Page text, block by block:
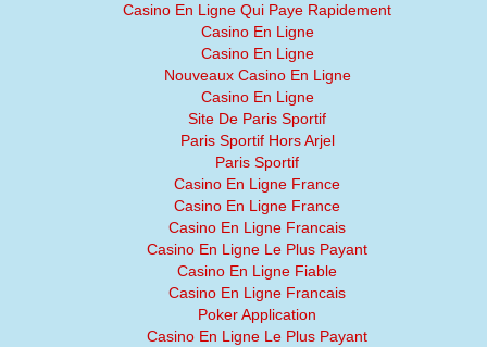
Casino En Ligne Qui Paye Rapidement
Casino En Ligne
Casino En Ligne
Nouveaux Casino En Ligne
Casino En Ligne
Site De Paris Sportif
Paris Sportif Hors Arjel
Paris Sportif
Casino En Ligne France
Casino En Ligne France
Casino En Ligne Francais
Casino En Ligne Le Plus Payant
Casino En Ligne Fiable
Casino En Ligne Francais
Poker Application
Casino En Ligne Le Plus Payant